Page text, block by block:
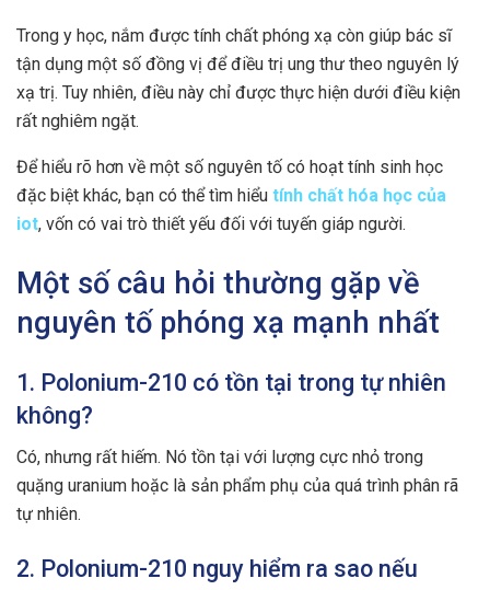
Trong y học, nắm được tính chất phóng xạ còn giúp bác sĩ
tận dụng một số đồng vị để điều trị ung thư theo nguyên lý
xạ trị. Tuy nhiên, điều này chỉ được thực hiện dưới điều kiện
rất nghiêm ngặt.
Để hiểu rõ hơn về một số nguyên tố có hoạt tính sinh học
đặc biệt khác, bạn có thể tìm hiểu tính chất hóa học của
iot, vốn có vai trò thiết yếu đối với tuyến giáp người.
Một số câu hỏi thường gặp về
nguyên tố phóng xạ mạnh nhất
1. Polonium-210 có tồn tại trong tự nhiên
không?
Có, nhưng rất hiếm. Nó tồn tại với lượng cực nhỏ trong
quặng uranium hoặc là sản phẩm phụ của quá trình phân rã
tự nhiên.
2. Polonium-210 nguy hiểm ra sao nếu